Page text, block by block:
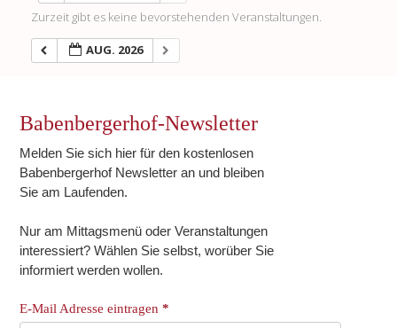
Zurzeit gibt es keine bevorstehenden Veranstaltungen.
AUG. 2026
Babenbergerhof-Newsletter
Melden Sie sich hier für den kostenlosen
Babenbergerhof Newsletter an und bleiben
Sie am Laufenden.
Nur am Mittagsmenü oder Veranstaltungen
interessiert? Wählen Sie selbst, worüber Sie
informiert werden wollen.
E-Mail Adresse eintragen*